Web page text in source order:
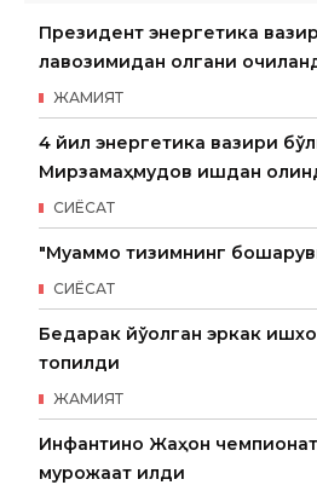
Президент энергетика
лавозимидан олгани
ЖАМИЯТ
4 йил энергетика вазири
Мирзамаҳмудов ишдан
СИËСАТ
"Муаммо тизимнинг
СИËСАТ
Бедарак йўқолган эркак
топилди
ЖАМИЯТ
Инфантино Жаҳон
мурожаат қилди